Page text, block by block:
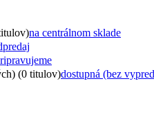
na centrálnom sklade
(0 titulov)dostupná (bez